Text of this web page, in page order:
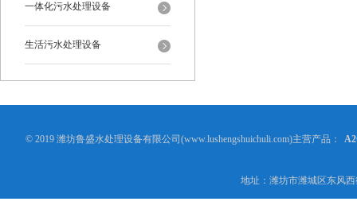
一体化污水处理设备
生活污水处理设备
© 2019 潍坊鲁盛水处理设备有限公司(www.lushengshuichuli.com)主营产品：
地址：潍坊市潍城区东风